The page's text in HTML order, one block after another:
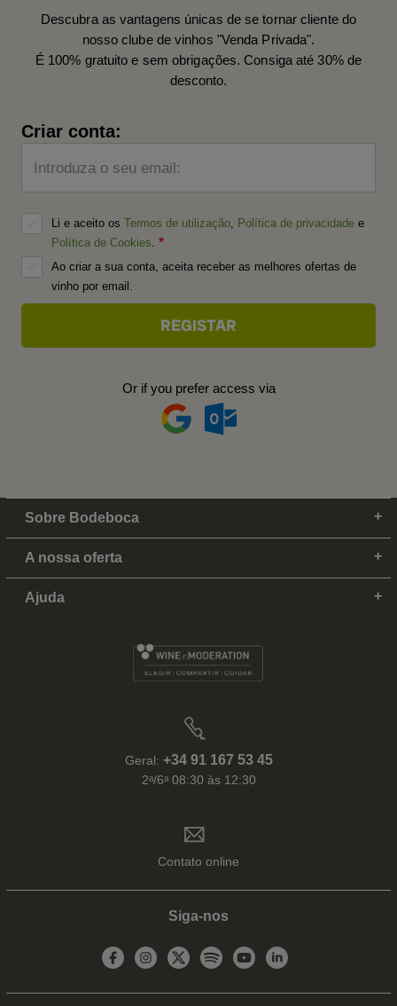
Descubra as vantagens únicas de se tornar cliente do
nosso clube de vinhos "Venda Privada".
É 100% gratuito e sem obrigações. Consiga até 30% de
desconto.
Criar conta:
Introduza o seu email:
Li e aceito os Termos de utilização Política de privacidade e
Política de Cookies
Ao criar a sua conta, aceita receber as melhores ofertas de
vinho por email.
Or if you prefer access via
Sobre Bodeboca
A nossa oferta
Ajuda
Geral: +34 91 167 53 45
2ᵃ/6ᵃ 08:30 às 12:30
Contato online
Siga-nos